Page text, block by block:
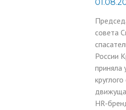
совета
России
приняла
HR-